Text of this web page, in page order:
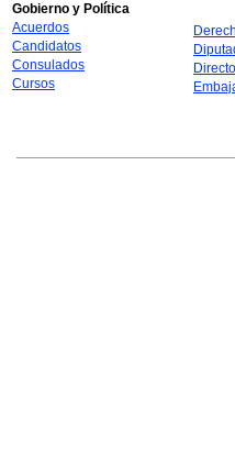
Gobierno y Política
Acuerdos
Candidatos
Consulados
Cursos